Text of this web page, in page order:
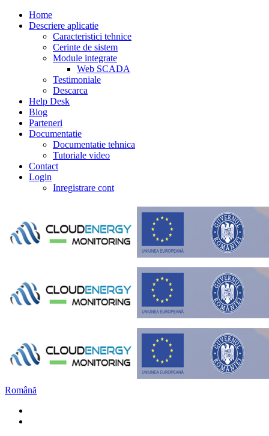
Home
Descriere aplicatie
Caracteristici tehnice
Cerinte de sistem
Module integrate
Web SCADA
Testimoniale
Descarca
Help Desk
Blog
Parteneri
Documentatie
Documentatie tehnica
Tutoriale video
Contact
Login
Inregistrare cont
Română